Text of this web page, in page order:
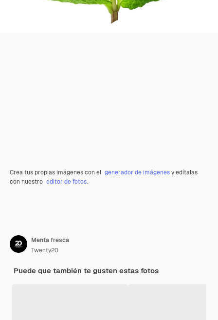
Crea tus propias imágenes con el generador de imágenesy edítalas
con nuestro editor de fotos.
Menta fresca
Twenty20
Puede que también te gusten estas fotos